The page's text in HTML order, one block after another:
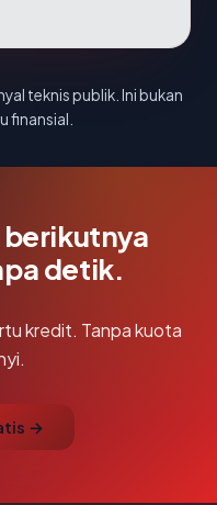
teknis publik. Ini bukan
finansial.
berikutnya
detik.
kredit. Tanpa kuota
→